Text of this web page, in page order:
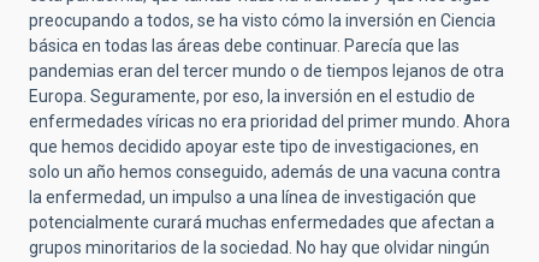
preocupando a todos, se ha visto cómo la inversión en Ciencia
básica en todas las áreas debe continuar. Parecía que las
pandemias eran del tercer mundo o de tiempos lejanos de otra
Europa. Seguramente, por eso, la inversión en el estudio de
enfermedades víricas no era prioridad del primer mundo. Ahora
que hemos decidido apoyar este tipo de investigaciones, en
solo un año hemos conseguido, además de una vacuna contra
la enfermedad, un impulso a una línea de investigación que
potencialmente curará muchas enfermedades que afectan a
grupos minoritarios de la sociedad. No hay que olvidar ningún